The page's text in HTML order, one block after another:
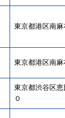
東京都港区南麻
東京都港区南麻
東京都渋谷区
０